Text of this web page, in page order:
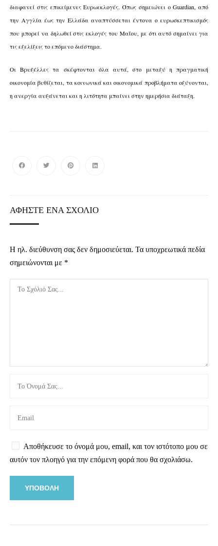
διαφανεί στις επικείμενες Ευρωεκλογές. Όπως σημειώνει ο Guardian, από
την Αγγλία έως την Ελλάδα αναπτύσσεται έντονα ο ευρωσκεπτικισμός
που μπορεί να δηλωθεί στις εκλογές του Μαΐου, με ότι αυτό σημαίνει για
τις εξελίξεις το επόμενο διάστημα.
Οι Βρυξέλλες τα σκέφτονται όλα αυτά, στο μεταξύ η πραγματική
οικονομία βυθίζεται, τα κοινωνικά και οικονομικά προβλήματα οξύνονται,
η ανεργία αυξάνεται και η λιτότητα μπαίνει στην ημερήσια διάταξη.
ΑΦΉΣΤΕ ΈΝΑ ΣΧΌΛΙΟ
Η ηλ. διεύθυνση σας δεν δημοσιεύεται. Τα υποχρεωτικά πεδία
σημειώνονται με *
Αποθήκευσε το όνομά μου, email, και τον ιστότοπο μου σε
αυτόν τον πλοηγό για την επόμενη φορά που θα σχολιάσω.